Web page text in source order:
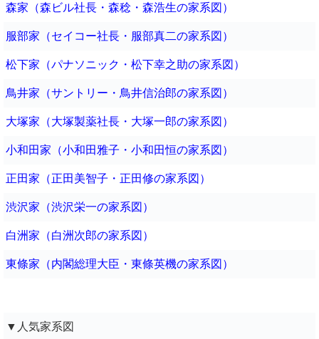
森家（森ビル社長・森稔・森浩生の家系図）
服部家（セイコー社長・服部真二の家系図）
松下家（パナソニック・松下幸之助の家系図）
鳥井家（サントリー・鳥井信治郎の家系図）
大塚家（大塚製薬社長・大塚一郎の家系図）
小和田家（小和田雅子・小和田恒の家系図）
正田家（正田美智子・正田修の家系図）
渋沢家（渋沢栄一の家系図）
白洲家（白洲次郎の家系図）
東條家（内閣総理大臣・東條英機の家系図）
▼人気家系図